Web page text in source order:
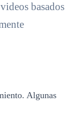
basados
Algunas